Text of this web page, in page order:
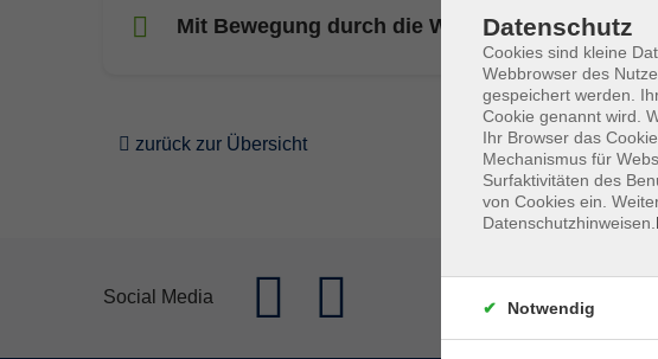
Mit Bewegung durch die Wechseljahre - mit
zurück zur Übersicht
Social Media
Datenschutz
Cookies sind kleine
Webbrowser des
gespeichert werden.
Cookie genannt wird.
Ihr Browser das
Mechanismus für
Surfaktivitäten des
von Cookies ein.
Datenschutzhinweisen.
Notwendig